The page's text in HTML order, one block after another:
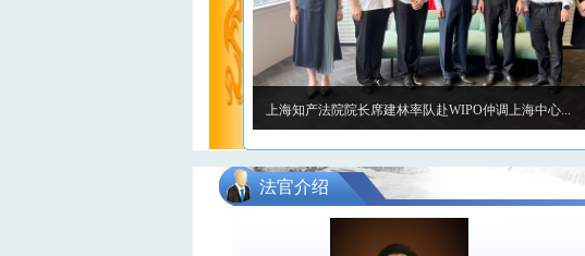
法官介绍